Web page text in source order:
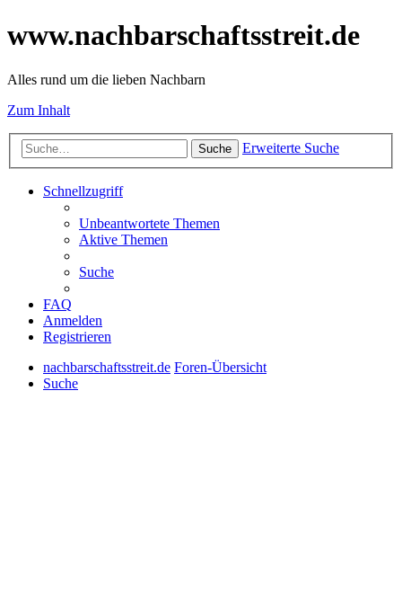
www.nachbarschaftsstreit.de
Alles rund um die lieben Nachbarn
Zum Inhalt
Suche Erweiterte Suche
Schnellzugriff
Unbeantwortete Themen
Aktive Themen
Suche
FAQ
Anmelden
Registrieren
nachbarschaftsstreit.de Foren-Übersicht
Suche